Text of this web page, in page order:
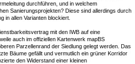
durchführen, und in welchem
Sanierungsprojekten? Diese sind allerdings durch
in allen Varianten blockiert.
mit den IWB auf eine
auch im offiziellen Kartenwerk mapBS
Parzellenrand der Siedlung gelegt werden. Das
Bäume gefällt und vermutlich ein grüner Korridor
den Widerstand einer kleinen